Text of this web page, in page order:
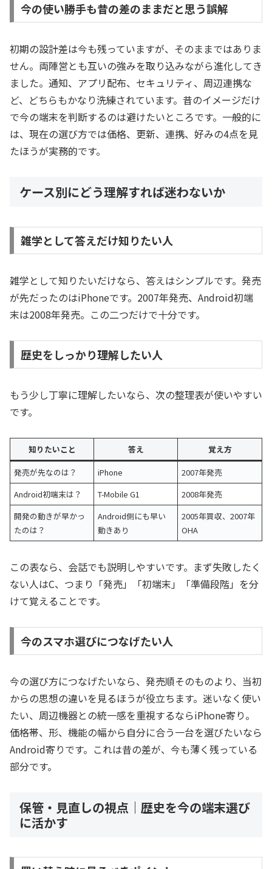
今の使い勝手も昔の差のままだと思う誤解
初期の設計差は今も残っていますが、そのままではありま
せん。両陣営とも互いの強みを取り込みながら進化してき
ました。通知、アプリ配布、セキュリティ、周辺連携な
ど、どちらもかなり洗練されています。昔のイメージだけ
で今の端末を判断するのは避けたいところです。一般的に
は、現在の選び方では価格、更新、連携、好みの4点を見
たほうが実務的です。
ケース別にどう理解すれば迷わないか
雑学として答えだけ知りたい人
雑学として知りたいだけなら、答えはシンプルです。発売
が先だったのはiPhoneです。2007年発売、Android初端
末は2008年発売。この二つだけで十分です。
歴史をしっかり理解したい人
もう少し丁寧に理解したいなら、次の整理表が使いやすい
です。
知りたいこと 答え
覚え方
発売が先なのは？
iPhone
2007年発売
Android初端末は？
T-Mobile G1
2008年発売
開発の動きが早かっ
たのは？
Android側にも早い
動きあり
2005年買収、2007年
OHA
この表なら、会話でも説明しやすいです。まず失敗したく
ない人はC、つまり「発売」「初端末」「準備段階」を分
けて覚えることです。
今のスマホ選びにつなげたい人
今の選び方につなげたいなら、発売順そのものより、当初
からの思想の違いを見るほうが役立ちます。迷いなく使い
たい、周辺機器との統一感を重視するならiPhone寄り。
価格帯、形、機能の幅から自分に合う一台を選びたいなら
Android寄りです。これは昔の差が、今も薄く残っている
部分です。
保管・見直しの視点｜歴史を今の端末選び
に活かす